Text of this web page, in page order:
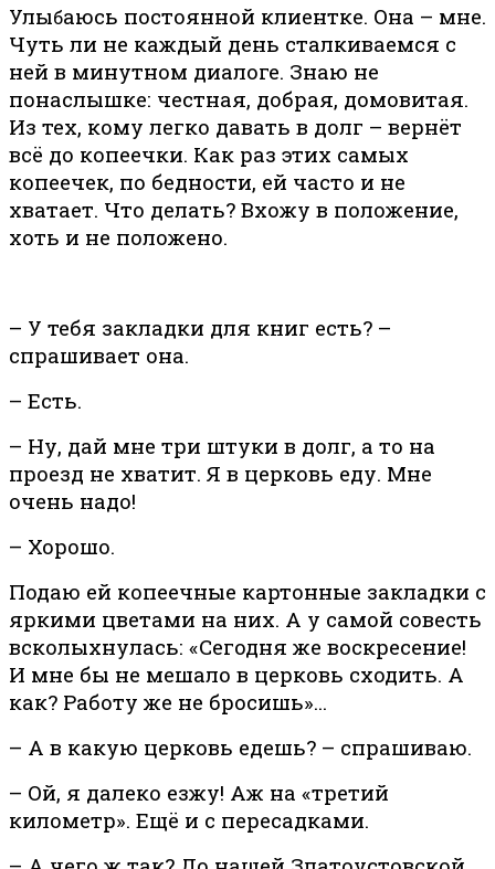
Улыбаюсь постоянной клиентке. Она – мне.
Чуть ли не каждый день сталкиваемся с
ней в минутном диалоге. Знаю не
понаслышке: честная, добрая, домовитая.
Из тех, кому легко давать в долг – вернёт
всё до копеечки. Как раз этих самых
копеечек, по бедности, ей часто и не
хватает. Что делать? Вхожу в положение,
хоть и не положено.
– У тебя закладки для книг есть? –
спрашивает она.
– Есть.
– Ну, дай мне три штуки в долг, а то на
проезд не хватит. Я в церковь еду. Мне
очень надо!
– Хорошо.
Подаю ей копеечные картонные закладки с
яркими цветами на них. А у самой совесть
всколыхнулась: «Сегодня же воскресение!
И мне бы не мешало в церковь сходить. А
как? Работу же не бросишь»…
– А в какую церковь едешь? – спрашиваю.
– Ой, я далеко езжу! Аж на «третий
километр». Ещё и с пересадками.